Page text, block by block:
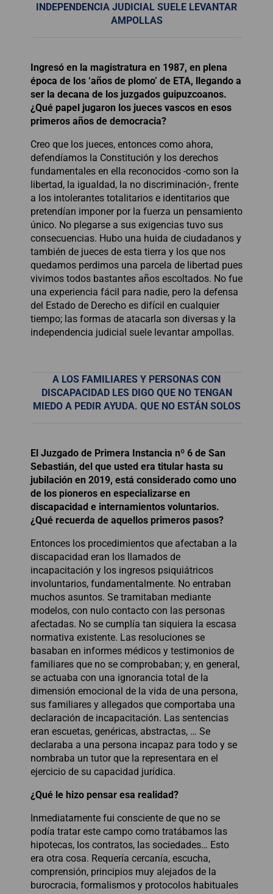
INDEPENDENCIA JUDICIAL SUELE LEVANTAR
AMPOLLAS
Ingresó en la magistratura en 1987, en plena
época de los ‘años de plomo’ de ETA, llegando a
ser la decana de los juzgados guipuzcoanos.
¿Qué papel jugaron los jueces vascos en esos
primeros años de democracia?
Creo que los jueces, entonces como ahora,
defendíamos la Constitución y los derechos
fundamentales en ella reconocidos -como son la
libertad, la igualdad, la no discriminación-, frente
a los intolerantes totalitarios e identitarios que
pretendían imponer por la fuerza un pensamiento
único. No plegarse a sus exigencias tuvo sus
consecuencias. Hubo una huida de ciudadanos y
también de jueces de esta tierra y los que nos
quedamos perdimos una parcela de libertad pues
vivimos todos bastantes años escoltados. No fue
una experiencia fácil para nadie, pero la defensa
del Estado de Derecho es difícil en cualquier
tiempo; las formas de atacarla son diversas y la
independencia judicial suele levantar ampollas.
A LOS FAMILIARES Y PERSONAS CON
DISCAPACIDAD LES DIGO QUE NO TENGAN
MIEDO A PEDIR AYUDA. QUE NO ESTÁN SOLOS
El Juzgado de Primera Instancia nº 6 de San
Sebastián, del que usted era titular hasta su
jubilación en 2019, está considerado como uno
de los pioneros en especializarse en
discapacidad e internamientos voluntarios.
¿Qué recuerda de aquellos primeros pasos?
Entonces los procedimientos que afectaban a la
discapacidad eran los llamados de
incapacitación y los ingresos psiquiátricos
involuntarios, fundamentalmente. No entraban
muchos asuntos. Se tramitaban mediante
modelos, con nulo contacto con las personas
afectadas. No se cumplía tan siquiera la escasa
normativa existente. Las resoluciones se
basaban en informes médicos y testimonios de
familiares que no se comprobaban; y, en general,
se actuaba con una ignorancia total de la
dimensión emocional de la vida de una persona,
sus familiares y allegados que comportaba una
declaración de incapacitación. Las sentencias
eran escuetas, genéricas, abstractas, … Se
declaraba a una persona incapaz para todo y se
nombraba un tutor que la representara en el
ejercicio de su capacidad jurídica.
¿Qué le hizo pensar esa realidad?
Inmediatamente fui consciente de que no se
podía tratar este campo como tratábamos las
hipotecas, los contratos, las sociedades… Esto
era otra cosa. Requería cercanía, escucha,
comprensión, principios muy alejados de la
burocracia, formalismos y protocolos habituales